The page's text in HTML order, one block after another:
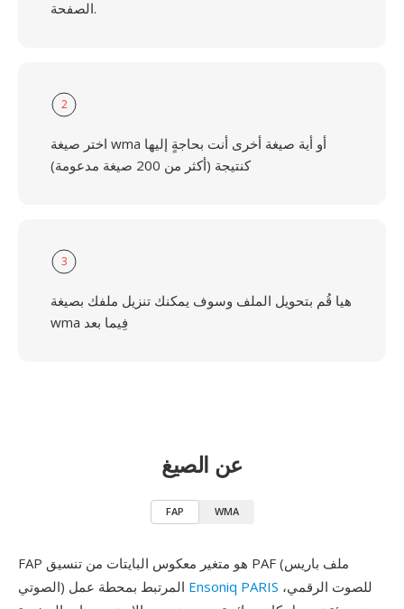
الصفحة.
2
اختر صيغة wma أو أية صيغة أخرى أنت بحاجةٍ إليها
كنتيجة (أكثر من 200 صيغة مدعومة)
3
هيا قُم بتحويل الملف وسوف يمكنك تنزيل ملفك بصيغة
wma فِيما بعد
عن الصيغ
FAP WMA
FAP هو متغير معكوس البايتات من تنسيق PAF (ملف باريس
Ensoniq PARIS